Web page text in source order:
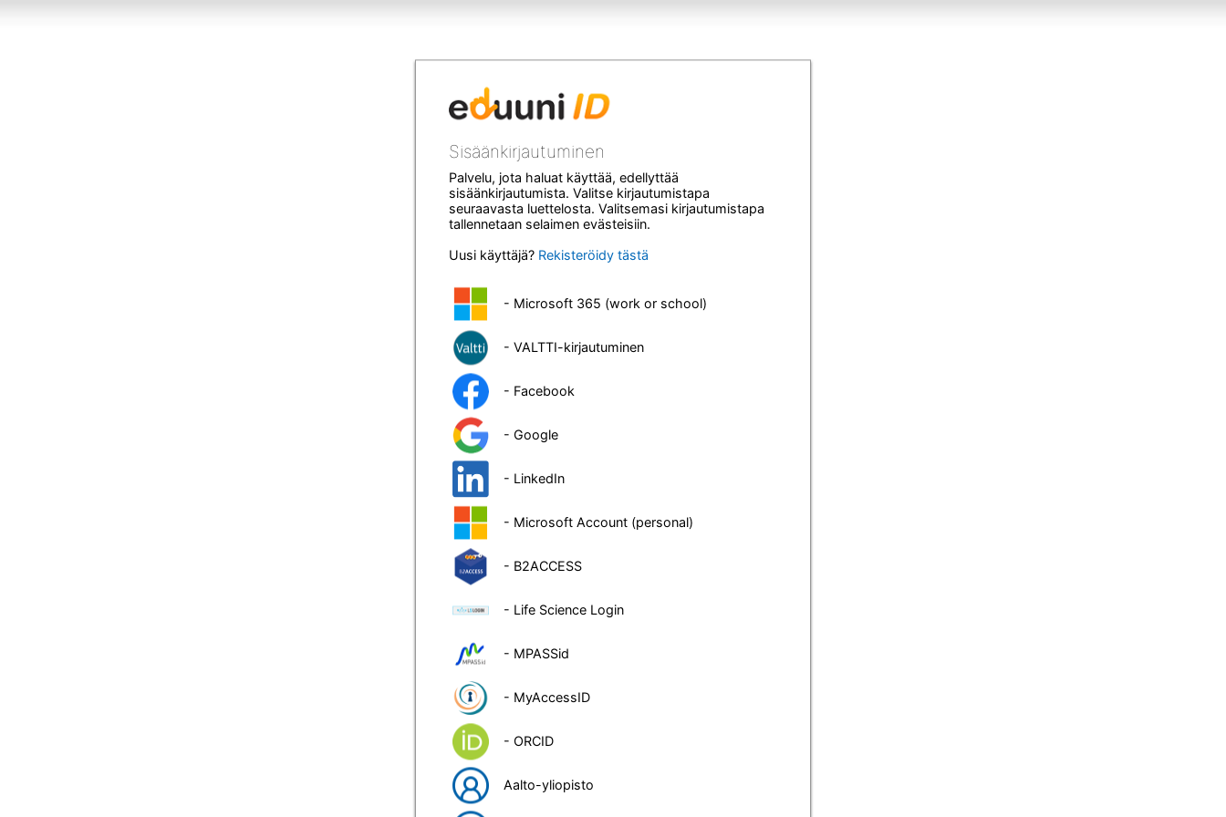
Sisäänkirjautuminen
Palvelu, jota haluat käyttää, edellyttää
sisäänkirjautumista. Valitse kirjautumistapa
seuraavasta luettelosta. Valitsemasi kirjautumistapa
tallennetaan selaimen evästeisiin.
Uusi käyttäjä? Rekisteröidy tästä
- Microsoft 365 (work or school)
- VALTTI-kirjautuminen
- Facebook
- Google
- LinkedIn
- Microsoft Account (personal)
- B2ACCESS
- Life Science Login
- MPASSid
- MyAccessID
- ORCID
Aalto-yliopisto